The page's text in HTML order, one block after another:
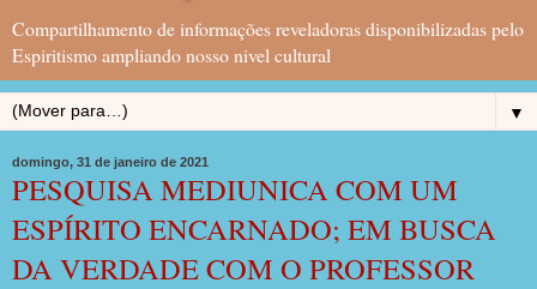
Compartilhamento de informações reveladoras disponibilizadas pelo
Espiritismo ampliando nosso nivel cultural
▼
domingo, 31 de janeiro de 2021
PESQUISA MEDIUNICA COM UM
ESPÍRITO ENCARNADO; EM BUSCA
DA VERDADE COM O PROFESSOR